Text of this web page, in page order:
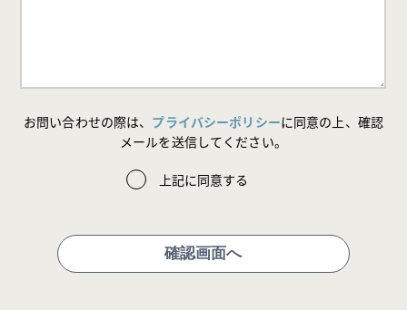
お問い合わせの際は、 プライバシーポリシーに同意の上、確認
メールを送信してください。
上記に同意する